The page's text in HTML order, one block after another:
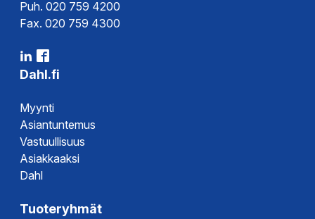
Puh. 020 759 4200
Fax. 020 759 4300
Dahl.fi
Myynti
Asiantuntemus
Vastuullisuus
Asiakkaaksi
Dahl
Tuoteryhmät